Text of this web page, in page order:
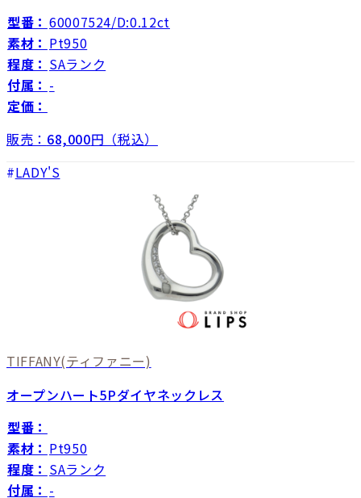
型番： 60007524/D:0.12ct
素材： Pt950
程度： SAランク
付属： -
定価：
販売： 68,000円（税込）
LADY'S
TIFFANY(ティファニー)
オープンハート5Pダイヤネックレス
型番：
素材： Pt950
程度： SAランク
付属： -